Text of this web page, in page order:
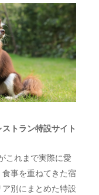
トラン特設サイト
これまで実際に愛
事を重ねてきた宿
別にまとめた特設